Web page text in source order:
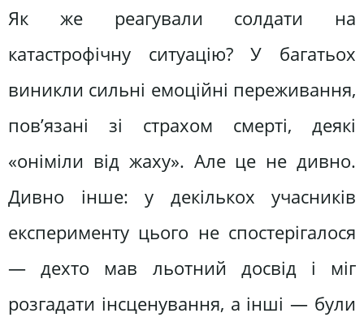
Як же реагували солдати на
катастрофічну ситуацію? У багатьох
виникли сильні емоційні переживання,
пов’язані зі страхом смерті, деякі
«оніміли від жаху». Але це не дивно.
Дивно інше: у декількох учасників
експерименту цього не спостерігалося
— дехто мав льотний досвід і міг
розгадати інсценування, а інші — були